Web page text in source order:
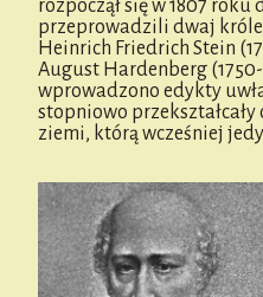
rozpoczął się w 1807
przeprowadzili dwaj
Heinrich Friedrich Stein
August Hardenberg (1750-
wprowadzono edykty
stopniowo przekształcały
ziemi, którą wcześniej